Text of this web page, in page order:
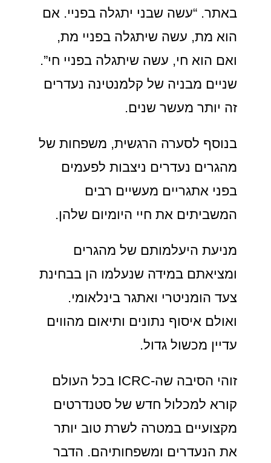
באתר. “עשה שבני יתגלה בפניי. אם
הוא מת, עשה שיתגלה בפניי מת,
ואם הוא חי, עשה שיתגלה בפניי חי”.
שניים מבניה של קלמנטינה נעדרים
זה יותר מעשר שנים.
בנוסף לסערה הרגשית, משפחות של
מהגרים נעדרים ניצבות לפעמים
בפני אתגריים מעשיים רבים
המשביתים את חיי היומיום שלהן.
מניעת היעלמותם של מהגרים
ומציאתם במידה שנעלמו הן בבחינת
צעד הומניטרי ואתגר בינלאומי.
ואולם איסוף נתונים ותיאום מהווים
עדיין מכשול גדול.
זוהי הסיבה שה-ICRC בכל העולם
קורא למכלול חדש של סטנדרטים
מקצועיים במטרה לשרת טוב יותר
את הנעדרים ומשפחותיהם. הדבר